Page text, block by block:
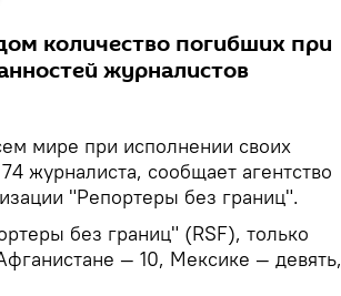
количество погибших при
журналистов
мире при исполнении своих
журналиста, сообщает агентство
"Репортеры без границ".
без границ" (RSF), только
— 10, Мексике — девять,